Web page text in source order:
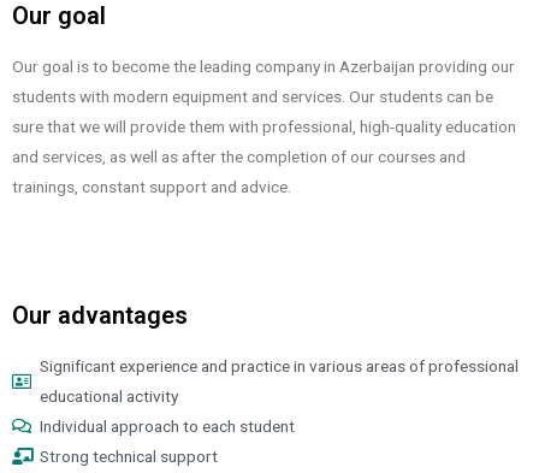
Our goal
Our goal is to become the leading company in Azerbaijan providing our
students with modern equipment and services. Our students can be
sure that we will provide them with professional, high-quality education
and services, as well as after the completion of our courses and
trainings, constant support and advice.
Our advantages
Significant experience and practice in various areas of professional
educational activity
Individual approach to each student
Strong technical support